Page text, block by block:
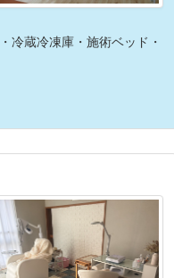
冷蔵冷凍庫・施術ベッド・